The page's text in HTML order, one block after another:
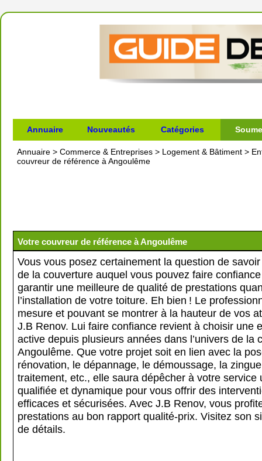
Annuaire Nouveautés Catégories
Annuaire > Commerce & Entreprises > Logement & Bâtiment >
couvreur de référence à Angoulême
Votre couvreur de référence à Angoulême
Vous vous posez certainement la question de
de la couverture auquel vous pouvez faire
garantir une meilleure de qualité de prestations
l’installation de votre toiture. Eh bien ! Le
mesure et pouvant se montrer à la hauteur de vos
J.B Renov. Lui faire confiance revient à choisir une
active depuis plusieurs années dans l’univers de la
Angoulême. Que votre projet soit en lien avec la
rénovation, le dépannage, le démoussage, la
traitement, etc., elle saura dépêcher à votre service
qualifiée et dynamique pour vous offrir des
efficaces et sécurisées. Avec J.B Renov, vous
prestations au bon rapport qualité-prix. Visitez son
de détails.